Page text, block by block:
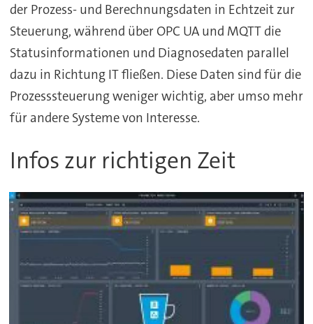
der Prozess- und Berechnungsdaten in Echtzeit zur
Steuerung, während über OPC UA und MQTT die
Statusinformationen und Diagnosedaten parallel
dazu in Richtung IT fließen. Diese Daten sind für die
Prozesssteuerung weniger wichtig, aber umso mehr
für andere Systeme von Interesse.
Infos zur richtigen Zeit